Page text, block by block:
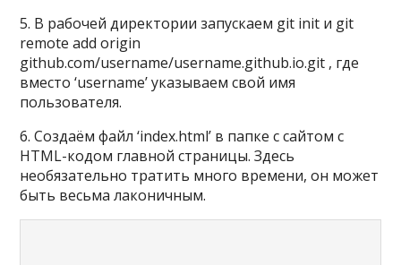
5. В рабочей директории запускаем git init и git
remote add origin
github.com/username/username.github.io.git , где
вместо ‘username’ указываем свой имя
пользователя.
6. Создаём файл ‘index.html’ в папке с сайтом с
HTML-кодом главной страницы. Здесь
необязательно тратить много времени, он может
быть весьма лаконичным.